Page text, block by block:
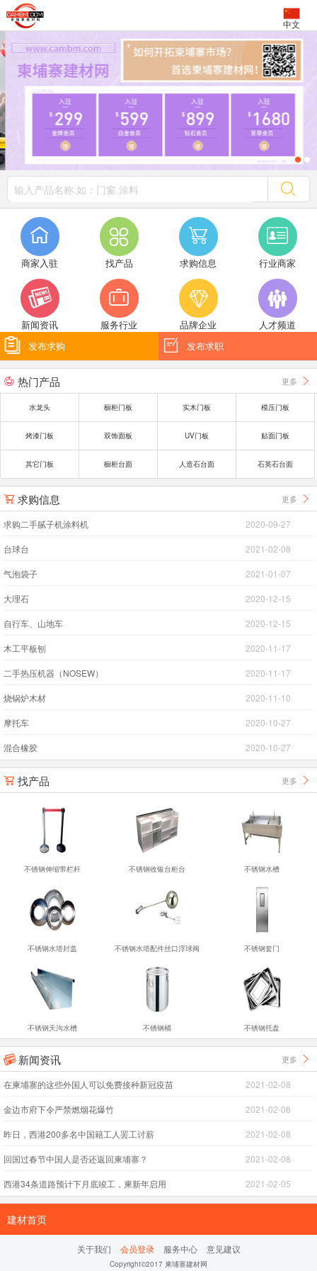
中文

商家入驻

找产品

求购信息

行业商家

新闻资讯

服务行业

品牌企业

人才频道
 发布求购  发布求职
 热门产品 更多 
水龙头 橱柜门板 实木门板 模压门板
烤漆门板 双饰面板 UV门板 贴面门板
其它门板 橱柜台面 人造石台面 石英石台面
 求购信息 更多 
求购二手腻子机涂料机 2020-09-27
台球台 2021-02-08
气泡袋子 2021-01-07
大理石 2020-12-15
自行车、山地车 2020-12-15
木工平板刨 2020-11-17
二手热压机器（NOSEW） 2020-11-17
烧锅炉木材 2020-11-10
摩托车 2020-10-27
混合橡胶 2020-10-27
 找产品 更多 
不锈钢伸缩带栏杆 不锈钢收银台柜台 不锈钢水槽
不锈钢水塔封盖 不锈钢水塔配件丝口浮球阀 不锈钢套门
不锈钢天沟水槽 不锈钢桶 不锈钢托盘
 新闻资讯 更多 
在柬埔寨的这些外国人可以免费接种新冠疫苗 2021-02-08
金边市府下令严禁燃烟花爆竹 2021-02-08
昨日，西港200多名中国籍工人罢工讨薪 2021-02-08
回国过春节中国人是否还返回柬埔寨？ 2021-02-08
西港34条道路预计下月底竣工，柬新年启用 2021-02-05
建材首页
关于我们 会员登录 服务中心 意见建议
Copyright©2017 柬埔寨建材网